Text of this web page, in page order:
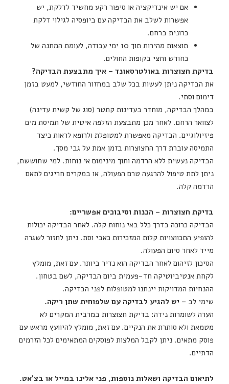
אם יש אינדיקציה או סיפור רקע מחשיד לדלקת, יש
אפשרות לשלב את הבדיקה עם ביופסיה לגילוי דלקת
כרונית ברחם.
תוצאות מהירות תוך 10 ימי עבודה, לעומת המתנה של
כחודש וחצי בקופות החולים.
בדיקת חצוצרות באולטרסאונד – איך מתבצעת הבדיקה?
את הבדיקה ניתן לעשות בכל שלב במחזור החודשי, למעט בזמן
דימום וסתי.
במהלך הבדיקה, מוחדר בעדינות קתטר (סוג של קשית עדינה)
לצוואר הרחם. לאחר מכן מתבצעת הזלפה איטית של תמיסת מים
פיזיולוגיים. הבדיקה מאפשרת למטופלת ולרופא לראות כיצד
התמיסה עוברת דרך החצוצרות בזמן אמת על גבי מסך.
הבדיקה נעשית ללא הרדמה ותוך מינימום אי נוחות. למי שחוששת,
ניתן לתת טיפול להרגעה טרם הפעולה, או במקרים חריגים לתאם
הרדמה קלה.
בדיקת חצוצרות – הכנות וסיבוכים אפשריים:
הבדיקה כרוכה בדרך כלל באי נוחות קלה. לאחר הבדיקה יכולות
להופיע התכווצויות קלות המזכירות כאבי וסת. ניתן לחזור לשגרה
מייד לאחר סיום הפעולה.
הסיכון לזיהום לאחר הבדיקה הוא נדיר ביותר. עם זאת, מומלץ
לקחת אנטיביוטיקה חד-פעמית ביום הבדיקה, לשם בטחון.
ההנחיות המדויקות יינתנו למטופלות לפני הבדיקה.
שימי לב – יש להגיע לבדיקה עם שלפוחית שתן ריקה.
הערה לשומרות נידה: בדיקת חצוצרות במרבית המקרים לא
מטמאת ולא סותרת את הנקיים. עם זאת, מומלץ להיוועץ מראש עם
פוסק מתאים. ניתן לקבל המלצות לפוסקים המתאימים לכל הזרמים
הדתיים.
לתיאום הבדיקה ושאלות נוספות, פני אלינו במייל או בצ'אט.